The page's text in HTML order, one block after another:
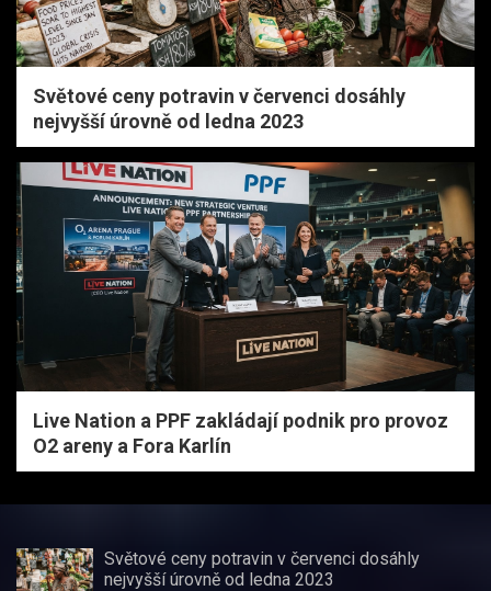
Světové ceny potravin v červenci dosáhly
nejvyšší úrovně od ledna 2023
Live Nation a PPF zakládají podnik pro provoz
O2 areny a Fora Karlín
Světové ceny potravin v červenci dosáhly
nejvyšší úrovně od ledna 2023